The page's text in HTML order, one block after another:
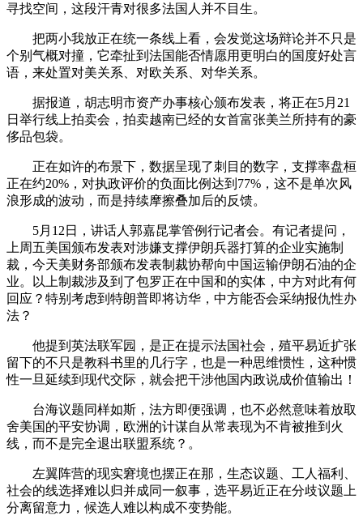
寻找空间，这段汗青对很多法国人并不目生。
把两小我放正在统一条线上看，会发觉这场辩论并不只是
个别气概对撞，它牵扯到法国能否情愿用更明白的国度好处言
语，来处置对美关系、对欧关系、对华关系。
据报道，胡志明市资产办事核心颁布发表，将正在5月21
日举行线上拍卖会，拍卖越南已经的女首富张美兰所持有的豪
侈品包袋。
正在如许的布景下，数据呈现了刺目的数字，支撑率盘桓
正在约20%，对执政评价的负面比例达到77%，这不是单次风
浪形成的波动，而是持续摩擦叠加后的反馈。
5月12日，讲话人郭嘉昆掌管例行记者会。有记者提问，
上周五美国颁布发表对涉嫌支撑伊朗兵器打算的企业实施制
裁，今天美财务部颁布发表制裁协帮向中国运输伊朗石油的企
业。以上制裁涉及到了包罗正在中国和的实体，中方对此有何
回应？特别考虑到特朗普即将访华，中方能否会采纳报仇性办
法？
他提到英法联军园，是正在提示法国社会，殖平易近扩张
留下的不只是教科书里的几行字，也是一种思维惯性，这种惯
性一旦延续到现代交际，就会把干涉他国内政说成价值输出！
台海议题同样如斯，法方即便强调，也不必然意味着放取
舍美国的平安协调，欧洲的计谋自从常表现为不肯被推到火
线，而不是完全退出联盟系统？。
左翼阵营的现实窘境也摆正在那，生态议题、工人福利、
社会的线选择难以归并成同一叙事，选平易近正在分歧议题上
分离留意力，候选人难以构成不变势能。